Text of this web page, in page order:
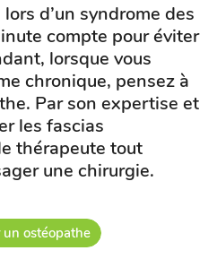
d’un syndrome des
compte pour éviter
lorsque vous
chronique, pensez à
Par son expertise et
les fascias
thérapeute tout
une chirurgie.
un ostéopathe